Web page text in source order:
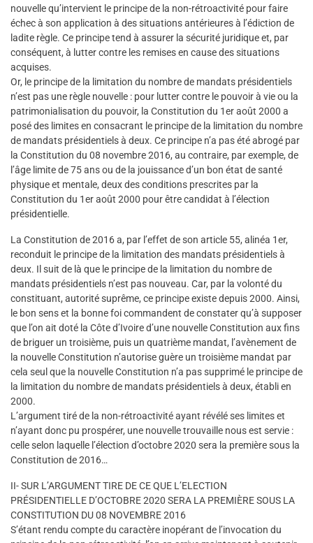
nouvelle qu’intervient le principe de la non-rétroactivité pour faire
échec à son application à des situations antérieures à l’édiction de
ladite règle. Ce principe tend à assurer la sécurité juridique et, par
conséquent, à lutter contre les remises en cause des situations
acquises.
Or, le principe de la limitation du nombre de mandats présidentiels
n’est pas une règle nouvelle : pour lutter contre le pouvoir à vie ou la
patrimonialisation du pouvoir, la Constitution du 1er août 2000 a
posé des limites en consacrant le principe de la limitation du nombre
de mandats présidentiels à deux. Ce principe n’a pas été abrogé par
la Constitution du 08 novembre 2016, au contraire, par exemple, de
l’âge limite de 75 ans ou de la jouissance d’un bon état de santé
physique et mentale, deux des conditions prescrites par la
Constitution du 1er août 2000 pour être candidat à l’élection
présidentielle.
La Constitution de 2016 a, par l’effet de son article 55, alinéa 1er,
reconduit le principe de la limitation des mandats présidentiels à
deux. Il suit de là que le principe de la limitation du nombre de
mandats présidentiels n’est pas nouveau. Car, par la volonté du
constituant, autorité suprême, ce principe existe depuis 2000. Ainsi,
le bon sens et la bonne foi commandent de constater qu’à supposer
que l’on ait doté la Côte d’Ivoire d’une nouvelle Constitution aux fins
de briguer un troisième, puis un quatrième mandat, l’avènement de
la nouvelle Constitution n’autorise guère un troisième mandat par
cela seul que la nouvelle Constitution n’a pas supprimé le principe de
la limitation du nombre de mandats présidentiels à deux, établi en
2000.
L’argument tiré de la non-rétroactivité ayant révélé ses limites et
n’ayant donc pu prospérer, une nouvelle trouvaille nous est servie :
celle selon laquelle l’élection d’octobre 2020 sera la première sous la
Constitution de 2016…
II- SUR L’ARGUMENT TIRE DE CE QUE L’ELECTION
PRÉSIDENTIELLE D’OCTOBRE 2020 SERA LA PREMIÈRE SOUS LA
CONSTITUTION DU 08 NOVEMBRE 2016
S’étant rendu compte du caractère inopérant de l’invocation du